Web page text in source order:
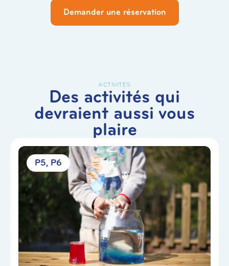
Demander une réservation
ACTIVITÉS
Des activités qui
devraient aussi vous
plaire
P5 P6